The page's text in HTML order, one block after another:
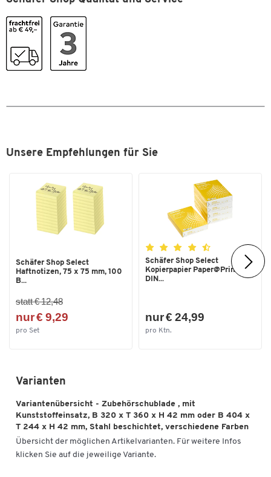
Unsere Empfehlungen für Sie
Schäfer Shop Select
Haftnotizen, 75 x 75 mm, 100
B...
statt € 12,48
nur € 9,29
pro Set
Schäfer Shop Select
Kopierpapier Paper@Print,
DIN...
nur € 24,99
pro Ktn.
Varianten
Variantenübersicht - Zubehörschublade , mit
Kunststoffeinsatz, B 320 x T 360 x H 42 mm oder B 404 x
T 244 x H 42 mm, Stahl beschichtet, verschiedene Farben
Übersicht der möglichen Artikelvarianten. Für weitere Infos
klicken Sie auf die jeweilige Variante.
Zum Zoomen doppeltippen